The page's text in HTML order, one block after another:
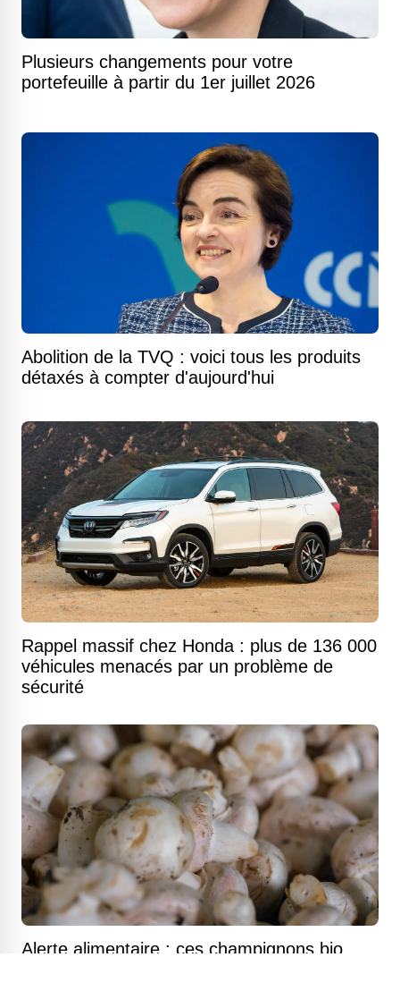
Plusieurs changements pour votre
portefeuille à partir du 1er juillet 2026
Abolition de la TVQ : voici tous les produits
détaxés à compter d'aujourd'hui
Rappel massif chez Honda : plus de 136 000
véhicules menacés par un problème de
sécurité
Alerte alimentaire : ces champignons bio